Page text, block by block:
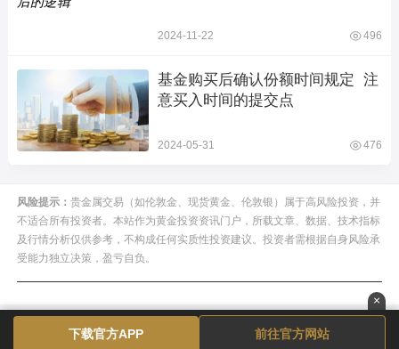
2024-11-22 496
基金购买后确认份额时间规定  注
意买入时间的提交点
2024-05-31 476
风险提示： 贵金属交易（如伦敦金、现货黄金、伦敦银）属于高风险投资，并
不适合所有投资者。本站作为黄金投资资讯门户，所载文章、数据、技术指标
及行情分析仅供参考，不构成任何实质性投资建议。投资者需根据自身风险承
受能力独立决策，盈亏自负。
×
下载官方APP 前往官方网站